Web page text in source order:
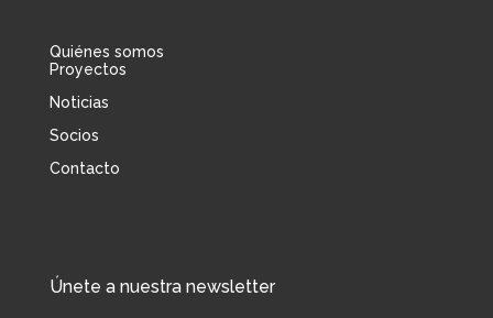
Quiénes somos
Proyectos
Noticias
Socios
Contacto
Únete a nuestra newsletter